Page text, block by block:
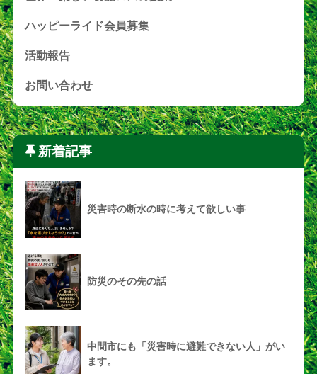
ハッピーライド会員募集
活動報告
お問い合わせ
新着記事
災害時の断水の時に考えて欲しい事
防災のその先の話
中間市にも「災害時に避難できない人」がい
ます。